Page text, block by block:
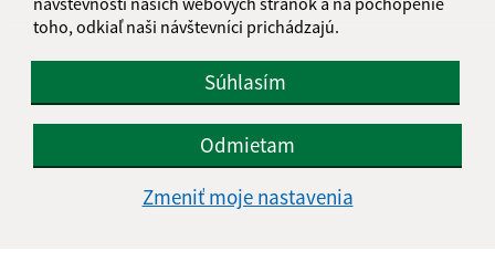
toho, odkiaľ naši návštevníci prichádzajú.
Súhlasím
Odmietam
Zmeniť moje nastavenia